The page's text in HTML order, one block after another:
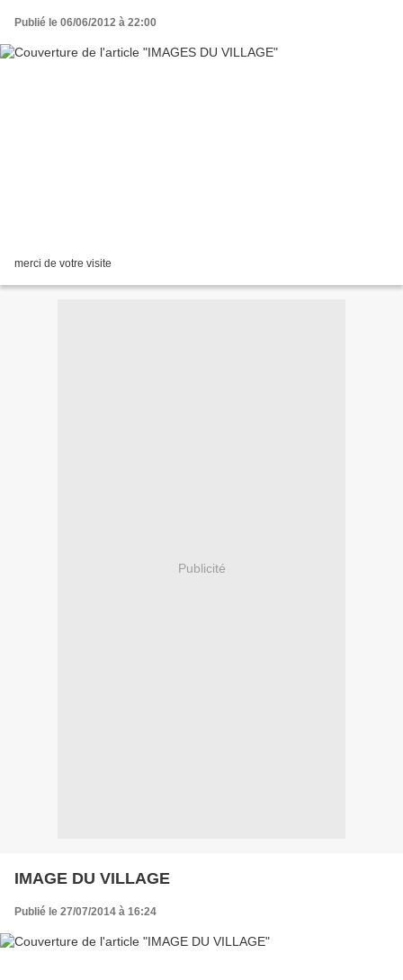
Publié le 06/06/2012 à 22:00
merci de votre visite
Publicité
IMAGE DU VILLAGE
Publié le 27/07/2014 à 16:24